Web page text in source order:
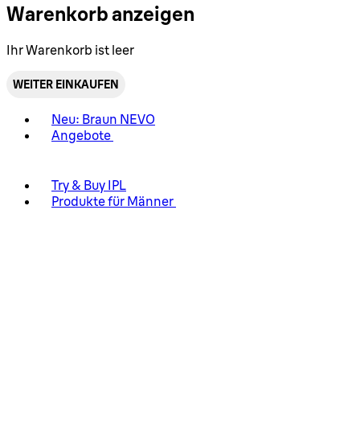
Warenkorb anzeigen
Ihr Warenkorb ist leer
WEITER EINKAUFEN
Neu: Braun NEVO
Angebote
Try & Buy IPL
Produkte für Männer